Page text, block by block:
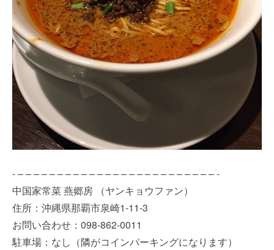
- – – – – – – – – – – – – – – – – – – – – – – – – – -
中国家常菜 燕郷房 （ヤンキョウファン）
住所：沖縄県那覇市泉崎1-11-3
お問い合わせ：098-862-0011
駐車場：なし（隣がコインパーキングになります）